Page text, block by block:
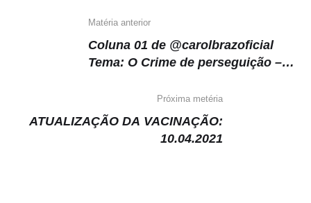
Matéria anterior
Coluna 01 de @carolbrazoficial
Tema: O Crime de perseguição –
Próxima metéria
ATUALIZAÇÃO DA VACINAÇÃO:
10.04.2021